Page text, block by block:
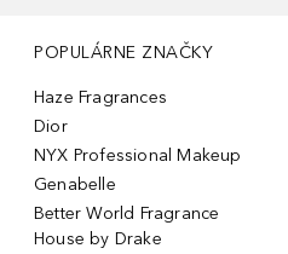
POPULÁRNE ZNAČKY
Haze Fragrances
Dior
NYX Professional Makeup
Genabelle
Better World Fragrance
House by Drake